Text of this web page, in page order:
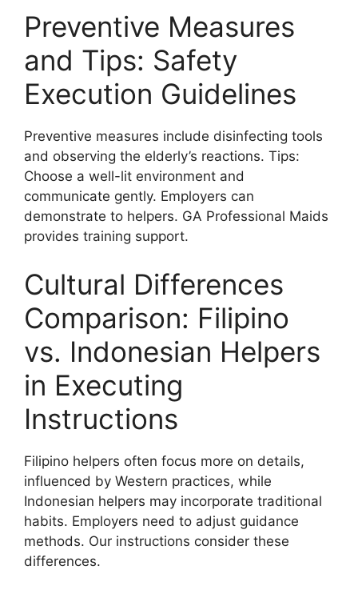
Preventive Measures
and Tips: Safety
Execution Guidelines
Preventive measures include disinfecting tools
and observing the elderly’s reactions. Tips:
Choose a well-lit environment and
communicate gently. Employers can
demonstrate to helpers. GA Professional Maids
provides training support.
Cultural Differences
Comparison: Filipino
vs. Indonesian Helpers
in Executing
Instructions
Filipino helpers often focus more on details,
influenced by Western practices, while
Indonesian helpers may incorporate traditional
habits. Employers need to adjust guidance
methods. Our instructions consider these
differences.